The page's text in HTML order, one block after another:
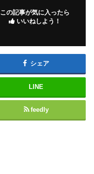
この記事が気に入ったら
いいねしよう！
シェア
LINE
feedly